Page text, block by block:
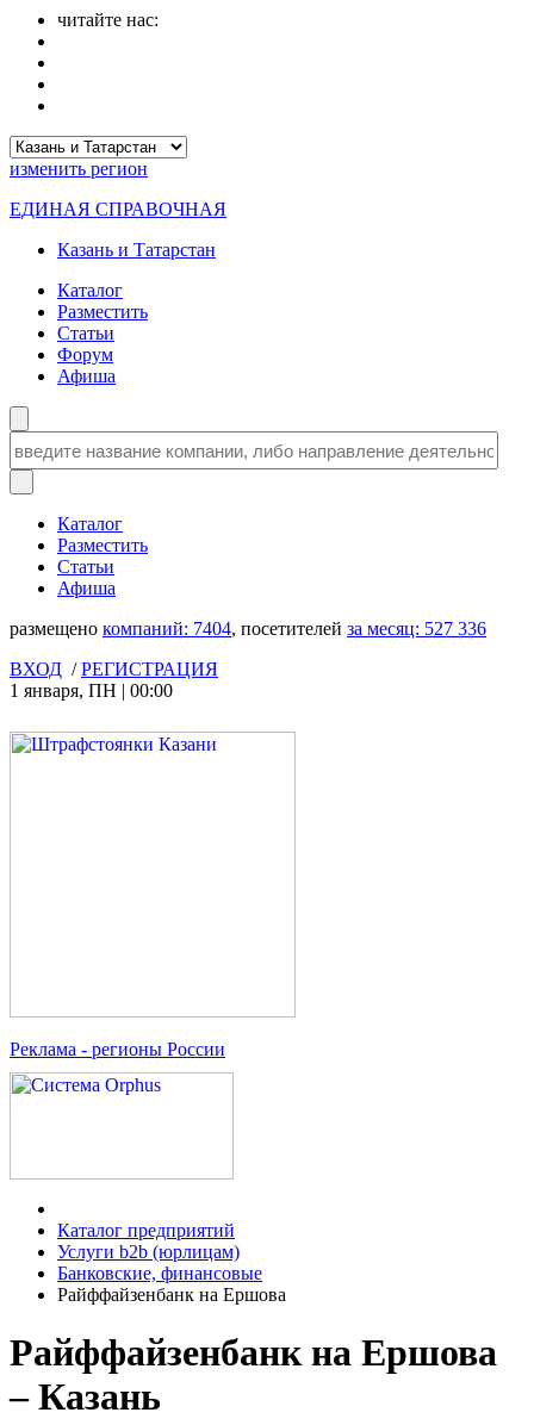
читайте нас:
изменить регион
ЕДИНАЯ СПРАВОЧНАЯ
Казань и Татарстан
Каталог
Разместить
Статьи
Форум
Афиша
Каталог
Разместить
Статьи
Афиша
размещено компаний: 7404, посетителей за месяц: 527 336
ВХОД /РЕГИСТРАЦИЯ
1 января, ПН | 00:00
Реклама - регионы России
Каталог предприятий
Услуги b2b (юрлицам)
Банковские, финансовые
Райффайзенбанк на Ершова
Райффайзенбанк на Ершова
– Казань